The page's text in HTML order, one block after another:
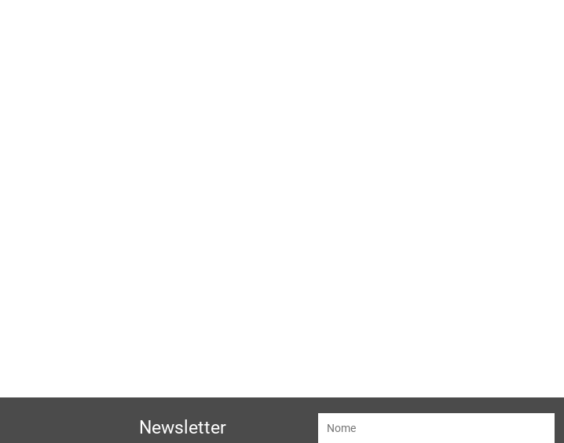
Newsletter